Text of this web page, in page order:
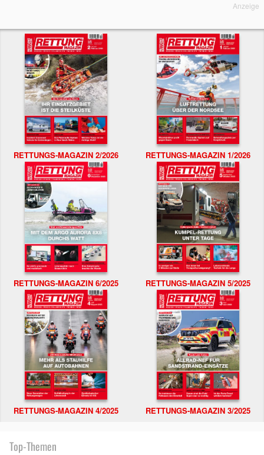
Anzeige
RETTUNGS-MAGAZIN 2/2026 RETTUNGS-MAGAZIN 1/2026
RETTUNGS-MAGAZIN 6/2025 RETTUNGS-MAGAZIN 5/2025
RETTUNGS-MAGAZIN 4/2025 RETTUNGS-MAGAZIN 3/2025
Top-Themen